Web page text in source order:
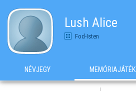
Lush Alice
Fod-Isten
NÉVJEGY MEMÓRIAJÁTÉK